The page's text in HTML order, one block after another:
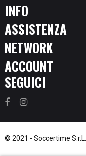
INFO
ASSISTENZA
NETWORK
ACCOUNT
SEGUICI
© 2021 - Soccertime S.r.L.